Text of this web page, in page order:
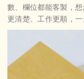
數、欄位都能客製，
更清楚、工作更順，一